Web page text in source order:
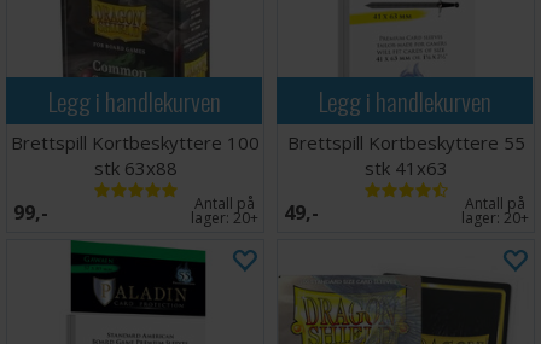
Legg i handlekurven
Brettspill Kortbeskyttere 100
stk 63x88
99,- Antall på
lager: 20+
Legg i handlekurven
Brettspill Kortbeskyttere 55
stk 41x63
49,- Antall på
lager: 20+